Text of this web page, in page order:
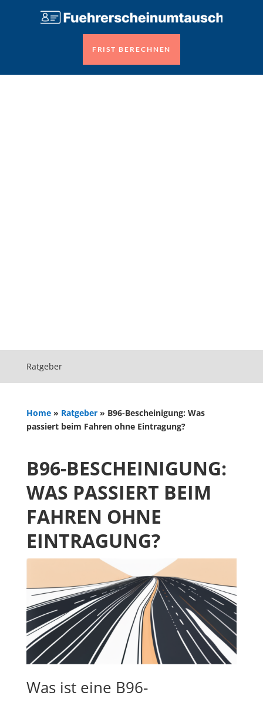
FRIST BERECHNEN
Ratgeber
Home» Ratgeber» B96-Bescheinigung: Was
passiert beim Fahren ohne Eintragung?
B96-BESCHEINIGUNG:
WAS PASSIERT BEIM
FAHREN OHNE
EINTRAGUNG?
Was ist eine B96-